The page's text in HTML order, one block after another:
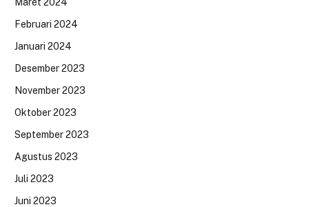
Februari 2024
Januari 2024
Desember 2023
November 2023
Oktober 2023
September 2023
Agustus 2023
Juli 2023
Juni 2023